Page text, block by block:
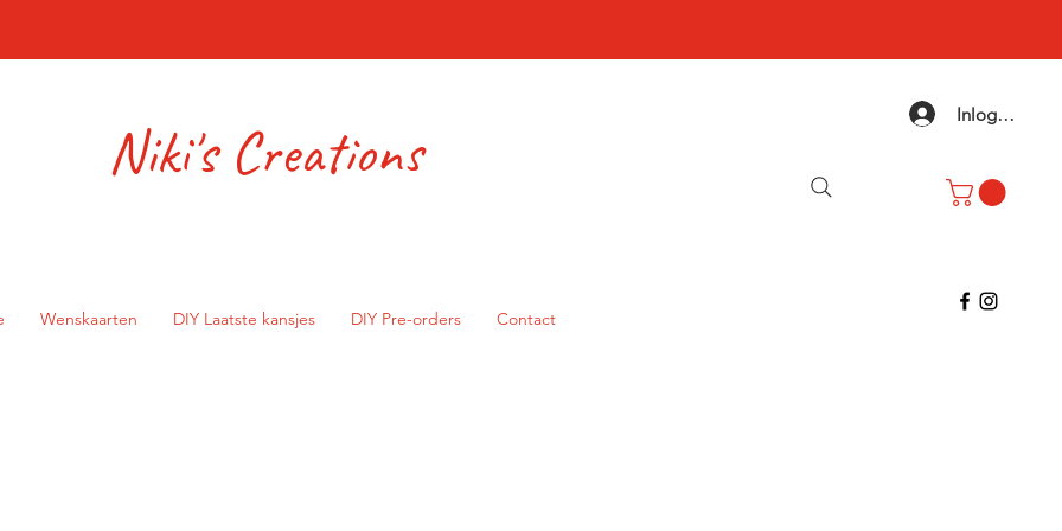
Niki's Creations
Wenskaarten DIY Laatste kansjes DIY Pre-orders Contact
Inloggen